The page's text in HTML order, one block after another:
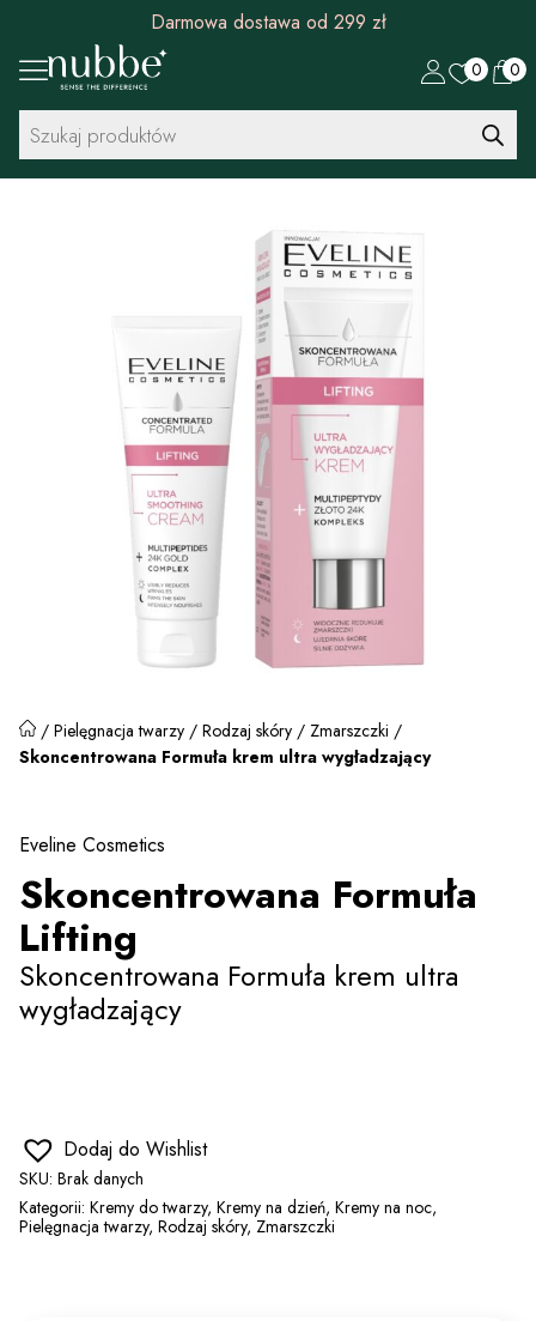
Darmowa dostawa od 299 zł
0 0
Wyszukiwarka
produktów
/ Pielęgnacja twarzy / Rodzaj skóry / Zmarszczki /
Skoncentrowana Formuła krem ultra wygładzający
Eveline Cosmetics
Skoncentrowana Formuła
Lifting
Skoncentrowana Formuła krem ultra
wygładzający
Dodaj do Wishlist
SKU: Brak danych
Kategorii: Kremy do twarzy, Kremy na dzień, Kremy na noc,
Pielęgnacja twarzy, Rodzaj skóry, Zmarszczki